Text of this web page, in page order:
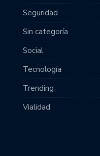
Seguridad
Sin categoría
Social
Tecnología
Trending
Vialidad